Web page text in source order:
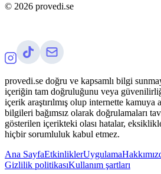
© 2026 provedi.se
provedi.se doğru ve kapsamlı bilgi
içeriğin tam doğruluğunu veya
içerik araştırılmış olup internette kamuya
bilgileri bağımsız olarak doğrulamaları
gösterilen içerikteki olası hatalar,
hiçbir sorumluluk kabul etmez.
Ana SayfaEtkinliklerUygulama
Gizlilik politikasıKullanım şartları